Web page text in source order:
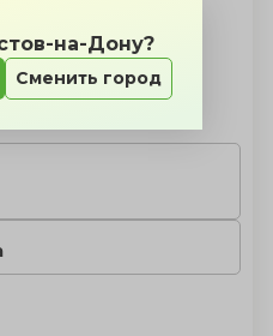
на-Дону?
Сменить город
17